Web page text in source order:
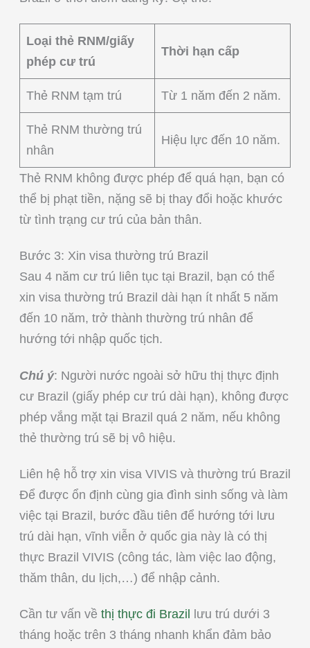
Loại thẻ RNM/giấy
phép cư trú
Thời hạn cấp
Thẻ RNM tạm trú Từ 1 năm đến 2 năm.
Thẻ RNM thường trú
nhân
Hiệu lực đến 10 năm.
Thẻ RNM không được phép để quá hạn, bạn có
thể bị phạt tiền, nặng sẽ bị thay đổi hoặc khước
từ tình trạng cư trú của bản thân.
Bước 3: Xin visa thường trú Brazil
Sau 4 năm cư trú liên tục tại Brazil, bạn có thể
xin visa thường trú Brazil dài hạn ít nhất 5 năm
đến 10 năm, trở thành thường trú nhân để
hướng tới nhập quốc tịch.
Chú ý: Người nước ngoài sở hữu thị thực định
cư Brazil (giấy phép cư trú dài hạn), không được
phép vắng mặt tại Brazil quá 2 năm, nếu không
thẻ thường trú sẽ bị vô hiệu.
Liên hệ hỗ trợ xin visa VIVIS và thường trú Brazil
Để được ổn định cùng gia đình sinh sống và làm
việc tại Brazil, bước đầu tiên để hướng tới lưu
trú dài hạn, vĩnh viễn ở quốc gia này là có thị
thực Brazil VIVIS (công tác, làm việc lao động,
thăm thân, du lịch,…) để nhập cảnh.
Cần tư vấn về thị thực đi Brazil
lưu trú dưới 3
tháng hoặc trên 3 tháng nhanh khẩn đảm bảo